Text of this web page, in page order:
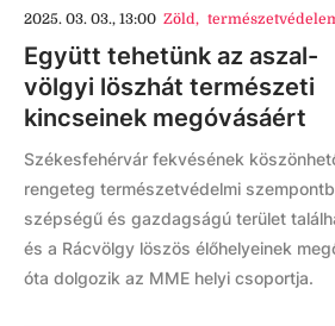
2025. 03. 03., 13:00 Zöld,
Együtt tehetünk az aszal-
völgyi löszhát természeti
kincseinek megóvásáért
Székesfehérvár fekvésének
rengeteg természetvédelmi
szépségű és gazdagságú terület
és a Rácvölgy löszös élőhelyeinek
óta dolgozik az MME helyi csoportja.